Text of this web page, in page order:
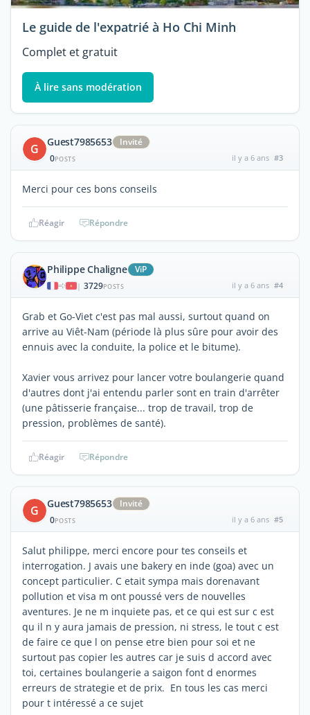
Le guide de l'expatrié à Ho Chi Minh
Complet et gratuit
À lire sans modération
G Guest7985653
Invité
0POSTS il y a 6 ans #3
Merci pour ces bons conseils
Réagir Répondre
Philippe Chaligne ViP
| 3729POSTS il y a 6 ans #4
Grab et Go-Viet c'est pas mal aussi, surtout quand on
arrive au Viêt-Nam (période là plus sûre pour avoir des
ennuis avec la conduite, la police et le bitume).
Xavier vous arrivez pour lancer votre boulangerie quand
d'autres dont j'ai entendu parler sont en train d'arrêter
(une pâtisserie française... trop de travail, trop de
pression, problèmes de santé).
Réagir Répondre
G Guest7985653
Invité
0POSTS il y a 6 ans #5
Salut philippe, merci encore pour tes conseils et
interrogation. J avais une bakery en inde (goa) avec un
concept particulier. C etait sympa mais dorenavant
pollution et visa m ont poussé vers de nouvelles
aventures. Je ne m inquiete pas, et ce qui est sur c est
qu il n y aura jamais de pression, ni stress, le tout c est
de faire ce que l on pense etre bien pour soi et ne
surtout pas copier les autres car je suis d accord avec
toi, certaines boulangerie a saigon font d enormes
erreurs de strategie et de prix. En tous les cas merci
pour t intéressé a ce sujet